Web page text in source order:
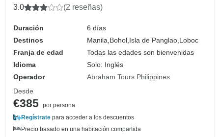
3.0 (2 reseñas)
Duración
6 días
Destinos
Manila,Bohol,Isla de Panglao,Loboc
Franja de edad
Todas las edades son bienvenidas
Idioma
Solo: Inglés
Operador
Abraham Tours Philippines
Desde
€385 por persona
Regístrate para acceder a los descuentos
Precio basado en una habitación compartida